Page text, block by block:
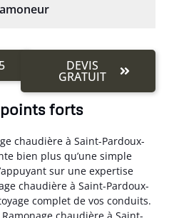
DEVIS
GRATUIT
forts
chaudière à Saint-Pardoux-
bien plus qu’une simple
sur une expertise
chaudière à Saint-Pardoux-
complet de vos conduits.
chaudière à Saint-